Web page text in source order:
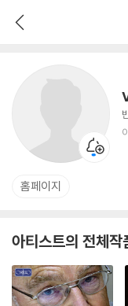
홈페이지
아티스트의 전체작